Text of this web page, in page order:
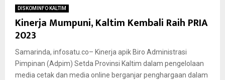
DISKOMINFO KALTIM
Kinerja Mumpuni, Kaltim Kembali Raih PRIA
2023
Samarinda, infosatu.co– Kinerja apik Biro Administrasi
Pimpinan (Adpim) Setda Provinsi Kaltim dalam pengelolaan
media cetak dan media online berganjar penghargaan dalam